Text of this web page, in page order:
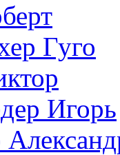
Гуго
Игорь